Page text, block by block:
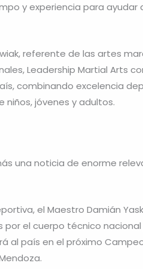
y experiencia para ayudar
referente de las artes
Leadership Martial Arts
combinando excelencia
jóvenes y adultos.
una noticia de enorme
el Maestro Damián
por el cuerpo técnico
al país en el próximo